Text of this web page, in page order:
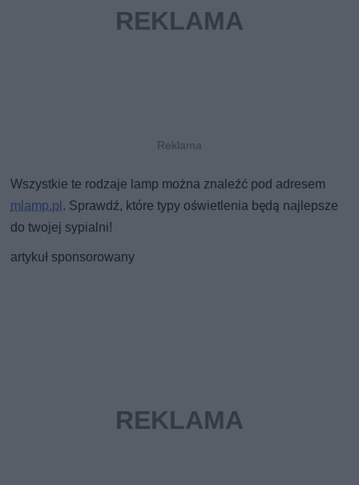
Wszystkie te rodzaje lamp można znaleźć pod adresem
mlamp.pl. Sprawdź, które typy oświetlenia będą najlepsze
do twojej sypialni!
artykuł sponsorowany